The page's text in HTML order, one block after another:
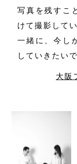
写真を残すこ
けて撮影して
一緒に、今し
していきたいで
大阪